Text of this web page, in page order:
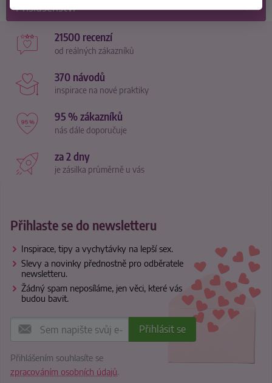
Příslušenství
21500 recenzí
od reálných zákazníků
370 návodů
inspirace na nové praktiky
95 % zákazníků
nás dále doporučuje
za 2 dny
je zásilka průměrně u vás
Přihlaste se do newsletteru
Inspirace, tipy a vychytávky na lepší sex.
Slevy a novinky přednostně pro odběratele
newsletteru.
Žádný spam neposíláme, jen věci, které vás
budou bavit.
Přihlášením souhlasíte se
zpracováním osobních údajů.